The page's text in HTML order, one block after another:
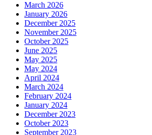
March 2026
January 2026
December 2025
November 2025
October 2025
June 2025
May 2025
May 2024
April 2024
March 2024
February 2024
January 2024
December 2023
October 2023
September 2023